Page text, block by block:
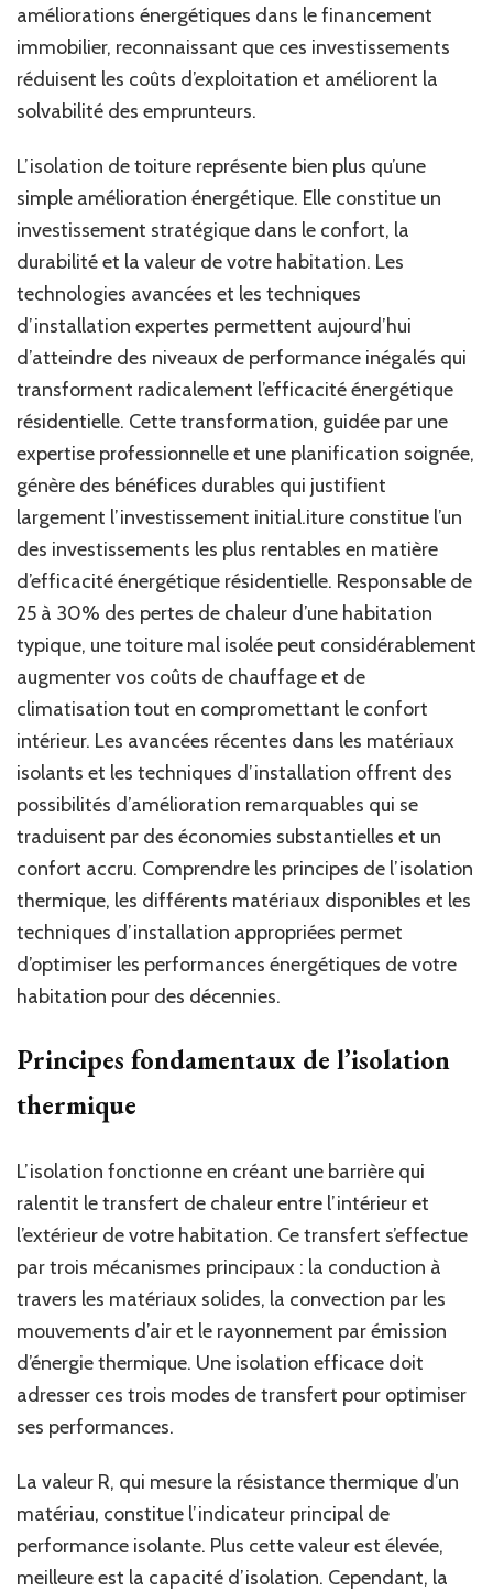
améliorations énergétiques dans le financement
immobilier, reconnaissant que ces investissements
réduisent les coûts d’exploitation et améliorent la
solvabilité des emprunteurs.
L’isolation de toiture représente bien plus qu’une
simple amélioration énergétique. Elle constitue un
investissement stratégique dans le confort, la
durabilité et la valeur de votre habitation. Les
technologies avancées et les techniques
d’installation expertes permettent aujourd’hui
d’atteindre des niveaux de performance inégalés qui
transforment radicalement l’efficacité énergétique
résidentielle. Cette transformation, guidée par une
expertise professionnelle et une planification soignée,
génère des bénéfices durables qui justifient
largement l’investissement initial.iture constitue l’un
des investissements les plus rentables en matière
d’efficacité énergétique résidentielle. Responsable de
25 à 30% des pertes de chaleur d’une habitation
typique, une toiture mal isolée peut considérablement
augmenter vos coûts de chauffage et de
climatisation tout en compromettant le confort
intérieur. Les avancées récentes dans les matériaux
isolants et les techniques d’installation offrent des
possibilités d’amélioration remarquables qui se
traduisent par des économies substantielles et un
confort accru. Comprendre les principes de l’isolation
thermique, les différents matériaux disponibles et les
techniques d’installation appropriées permet
d’optimiser les performances énergétiques de votre
habitation pour des décennies.
Principes fondamentaux de l’isolation
thermique
L’isolation fonctionne en créant une barrière qui
ralentit le transfert de chaleur entre l’intérieur et
l’extérieur de votre habitation. Ce transfert s’effectue
par trois mécanismes principaux : la conduction à
travers les matériaux solides, la convection par les
mouvements d’air et le rayonnement par émission
d’énergie thermique. Une isolation efficace doit
adresser ces trois modes de transfert pour optimiser
ses performances.
La valeur R, qui mesure la résistance thermique d’un
matériau, constitue l’indicateur principal de
performance isolante. Plus cette valeur est élevée,
meilleure est la capacité d’isolation. Cependant, la